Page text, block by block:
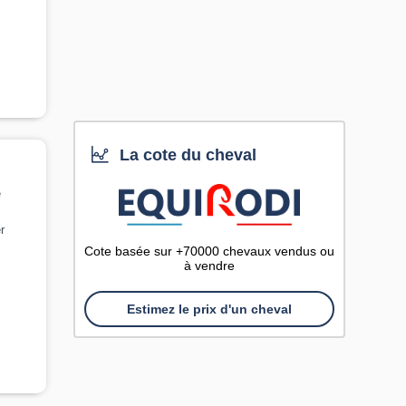
La cote du cheval
Cote basée sur +70000 chevaux vendus ou
à vendre
Estimez le prix d'un cheval